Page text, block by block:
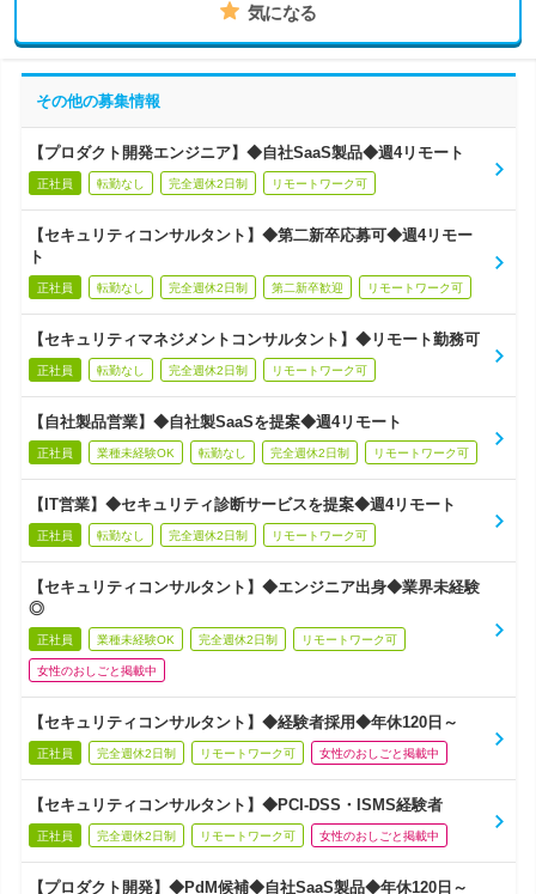
気になる
その他の募集情報
【プロダクト開発エンジニア】◆自社SaaS製品◆週4リモート
正社員 転勤なし 完全週休2日制 リモートワーク可
【セキュリティコンサルタント】◆第二新卒応募可◆週4リモー
ト
正社員 転勤なし 完全週休2日制 第二新卒歓迎 リモートワーク可
【セキュリティマネジメントコンサルタント】◆リモート勤務可
正社員 転勤なし 完全週休2日制 リモートワーク可
【自社製品営業】◆自社製SaaSを提案◆週4リモート
正社員 業種未経験OK 転勤なし 完全週休2日制 リモートワーク可
【IT営業】◆セキュリティ診断サービスを提案◆週4リモート
正社員 転勤なし 完全週休2日制 リモートワーク可
【セキュリティコンサルタント】◆エンジニア出身◆業界未経験
◎
正社員 業種未経験OK 完全週休2日制 リモートワーク可
女性のおしごと掲載中
【セキュリティコンサルタント】◆経験者採用◆年休120日～
正社員 完全週休2日制 リモートワーク可 女性のおしごと掲載中
【セキュリティコンサルタント】◆PCI-DSS・ISMS経験者
正社員 完全週休2日制 リモートワーク可 女性のおしごと掲載中
【プロダクト開発】◆PdM候補◆自社SaaS製品◆年休120日～